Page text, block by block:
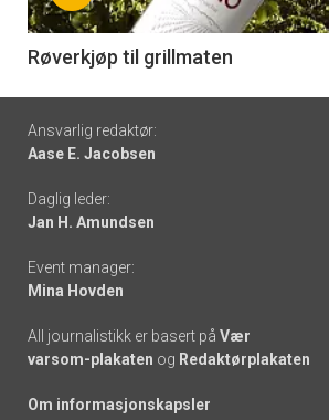
-
6
Røverkjøp til grillmaten
Footer
-
links
Ansvarlig redaktør:
Aase E. Jacobsen
Daglig leder:
Jan H. Amundsen
Event manager:
Mina Hovden
All journalistikk er basert på Vær
varsom-plakaten og Redaktørplakaten
Om informasjonskapsler